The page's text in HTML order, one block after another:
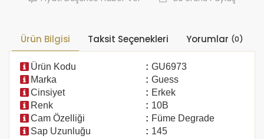
Ürün Bilgisi Taksit Seçenekleri Yorumlar (0)
Ürün Kodu : GU6973
Marka
: Guess
Cinsiyet
: Erkek
Renk
: 10B
Cam Özelliği
: Füme Degrade
Sap Uzunluğu
: 145